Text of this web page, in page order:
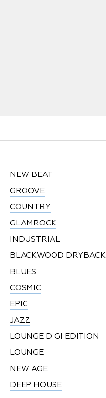
NEW BEAT
GROOVE
COUNTRY
GLAMROCK
INDUSTRIAL
BLACKWOOD DRYBACK
BLUES
COSMIC
EPIC
JAZZ
LOUNGE DIGI EDITION
LOUNGE
NEW AGE
DEEP HOUSE